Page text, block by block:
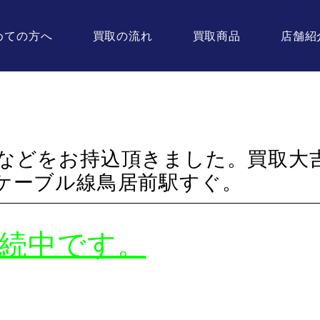
ての方へ 買取の流れ 買取商品 店舗紹
どをお持込頂きました。買取大
ブル線鳥居前駅すぐ。
中です。